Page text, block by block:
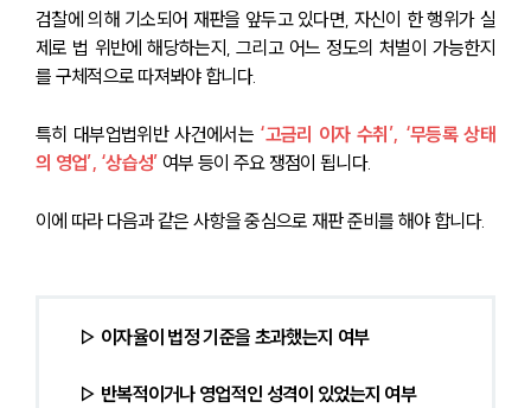
검찰에 의해 기소되어 재판을 앞두고 있다면, 자신이 한 행위가 실
제로 법 위반에 해당하는지, 그리고 어느 정도의 처벌이 가능한지
를 구체적으로 따져봐야 합니다.
특히 대부업법위반 사건에서는 ‘고금리 이자 수취’, ‘무등록 상태
의 영업’, ‘상습성’ 여부 등이 주요 쟁점이 됩니다.
이에 따라 다음과 같은 사항을 중심으로 재판 준비를 해야 합니다.
▷ 이자율이 법정 기준을 초과했는지 여부
▷ 반복적이거나 영업적인 성격이 있었는지 여부